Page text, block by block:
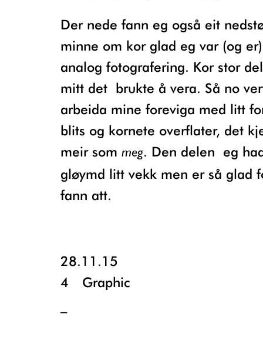
Der nede fann eg også eit nedstøva
minne om kor glad eg var (og
analog fotografering. Kor stor
mitt det brukte å vera. Så no
arbeida mine foreviga med litt
blits og kornete overflater, det
meir sommeg. Den delen eg
gløymd litt vekk men er så glad
fann att.
28.11.15
4
Graphic